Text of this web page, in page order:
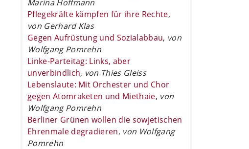
Marina Hoffmann
Pflegekräfte kämpfen für ihre Rechte,
von Gerhard Klas
Gegen Aufrüstung und Sozialabbau, von
Wolfgang Pomrehn
Linke-Parteitag: Links, aber
unverbindlich, von Thies Gleiss
Lebenslaute: Mit Orchester und Chor
gegen Atomraketen und Miethaie, von
Wolfgang Pomrehn
Berliner Grünen wollen die sowjetischen
Ehrenmale degradieren, von Wolfgang
Pomrehn